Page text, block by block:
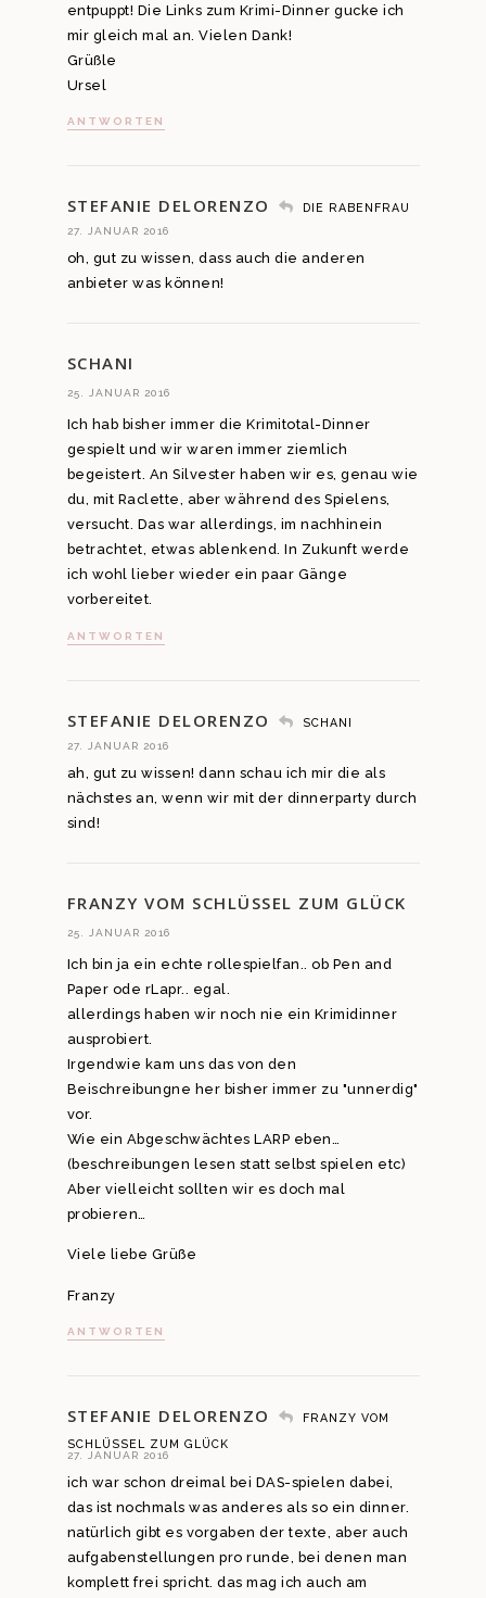
entpuppt! Die Links zum Krimi-Dinner gucke ich
mir gleich mal an. Vielen Dank!
Grüßle
Ursel
ANTWORTEN
STEFANIE DELORENZO DIE RABENFRAU
27. JANUAR 2016
oh, gut zu wissen, dass auch die anderen
anbieter was können!
SCHANI
25. JANUAR 2016
Ich hab bisher immer die Krimitotal-Dinner
gespielt und wir waren immer ziemlich
begeistert. An Silvester haben wir es, genau wie
du, mit Raclette, aber während des Spielens,
versucht. Das war allerdings, im nachhinein
betrachtet, etwas ablenkend. In Zukunft werde
ich wohl lieber wieder ein paar Gänge
vorbereitet.
ANTWORTEN
STEFANIE DELORENZO SCHANI
27. JANUAR 2016
ah, gut zu wissen! dann schau ich mir die als
nächstes an, wenn wir mit der dinnerparty durch
sind!
FRANZY VOM SCHLÜSSEL ZUM GLÜCK
25. JANUAR 2016
Ich bin ja ein echte rollespielfan.. ob Pen and
Paper ode rLapr.. egal.
allerdings haben wir noch nie ein Krimidinner
ausprobiert.
Irgendwie kam uns das von den
Beischreibungne her bisher immer zu "unnerdig"
vor.
Wie ein Abgeschwächtes LARP eben…
(beschreibungen lesen statt selbst spielen etc)
Aber vielleicht sollten wir es doch mal
probieren…
Viele liebe Grüße
Franzy
ANTWORTEN
STEFANIE DELORENZO
FRANZY VOM
SCHLÜSSEL ZUM GLÜCK
27. JANUAR 2016
ich war schon dreimal bei DAS-spielen dabei,
das ist nochmals was anderes als so ein dinner.
natürlich gibt es vorgaben der texte, aber auch
aufgabenstellungen pro runde, bei denen man
komplett frei spricht. das mag ich auch am